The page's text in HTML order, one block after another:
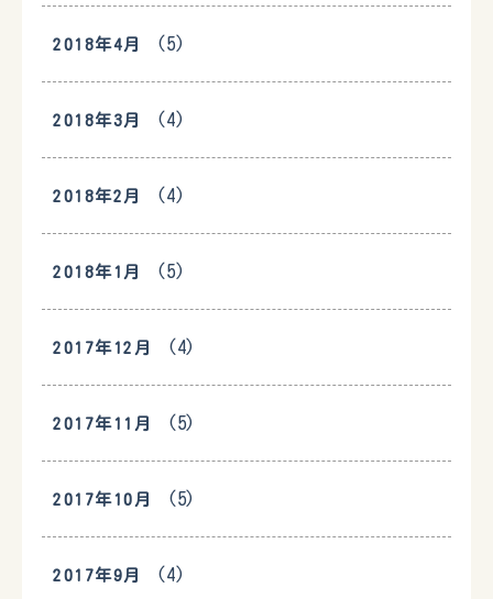
2018年4月 (5)
2018年3月 (4)
2018年2月 (4)
2018年1月 (5)
2017年12月 (4)
2017年11月 (5)
2017年10月 (5)
2017年9月 (4)